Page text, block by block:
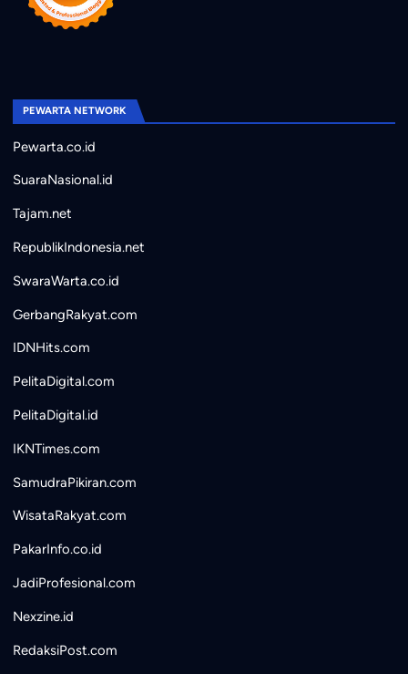
PEWARTA NETWORK
Pewarta.co.id
SuaraNasional.id
Tajam.net
RepublikIndonesia.net
SwaraWarta.co.id
GerbangRakyat.com
IDNHits.com
PelitaDigital.com
PelitaDigital.id
IKNTimes.com
SamudraPikiran.com
WisataRakyat.com
PakarInfo.co.id
JadiProfesional.com
Nexzine.id
RedaksiPost.com